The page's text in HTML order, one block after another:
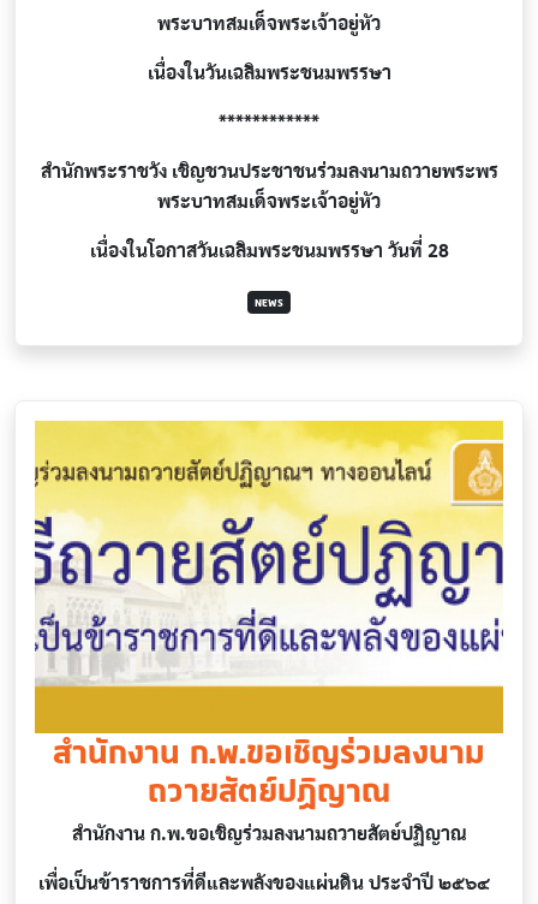
พระบาทสมเด็จพระเจ้าอยู่หัว
เนื่องในวันเฉลิมพระชนมพรรษา
************
สำนักพระราชวัง เชิญชวนประชาชนร่วมลงนามถวายพระพร
พระบาทสมเด็จพระเจ้าอยู่หัว
เนื่องในโอกาสวันเฉลิมพระชนมพรรษา วันที่ 28
NEWS
สำนักงาน ก.พ.ขอเชิญร่วมลงนาม
ถวายสัตย์ปฏิญาณ
สำนักงาน ก.พ.ขอเชิญร่วมลงนามถวายสัตย์ปฏิญาณ
เพื่อเป็นข้าราชการที่ดีและพลังของแผ่นดิน ประจำปี ๒๕๖๔